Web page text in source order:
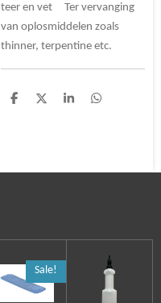
teer en vet Ter vervanging
van oplosmiddelen zoals
thinner, terpentine etc.
D
D
S
D
Sale!